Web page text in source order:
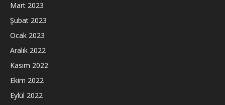
Mart 2023
Şubat 2023
Ocak 2023
Aralık 2022
Kasım 2022
Ekim 2022
Eylül 2022